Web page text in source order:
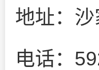
地址：
电话：